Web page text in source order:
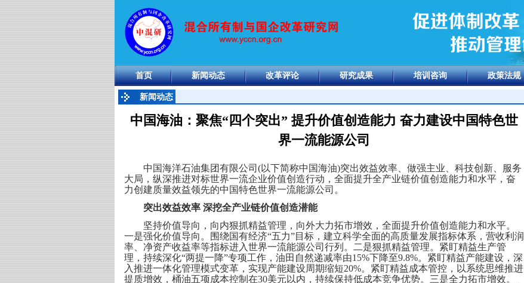
首页 新闻动态 改革评论 研究成果 培训咨询 政策法规
新闻动态
中国海油：聚焦“四个突出” 提升价值创造能力 奋力建设中国特色世
界一流能源公司
中国海洋石油集团有限公司(以下简称中国海油)突出效益效率、做强主业、科技创新、服务
大局，纵深推进对标世界一流企业价值创造行动，全面提升全产业链价值创造能力和水平，奋
力创建质量效益领先的中国特色世界一流能源公司。
突出效益效率 深挖全产业链价值创造潜能
坚持价值导向，向内狠抓精益管理，向外大力拓市增效，全面提升价值创造能力和水平。
一是强化价值导向。围绕国有经济“五力”目标，建立科学全面的高质量发展指标体系，营收利润
率、净资产收益率等指标进入世界一流能源公司行列。二是狠抓精益管理。紧盯精益生产管
理，持续深化“两提一降”专项工作，油田自然递减率由15%下降至9.8%。紧盯精益产能建设，深
入推进一体化管理模式变革，实现产能建设周期缩短20%。紧盯精益成本管控，以系统思维推进
提质增效，桶油五项成本控制在30美元以内，持续保持低成本竞争优势。三是全力拓市增效。